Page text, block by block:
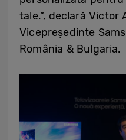
tale.”, declară Victor
Vicepreşedinte
România & Bulgaria.